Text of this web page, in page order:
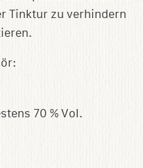
Tinktur zu verhindern
70 % Vol.